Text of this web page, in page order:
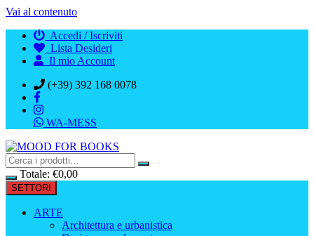
Vai al contenuto
Accedi / Iscriviti
Lista Desideri
Il mio Account
(+39) 392 168 0078
WA-MESS
Totale: €0,00
SETTORI
ARTE
Architettura e urbanistica